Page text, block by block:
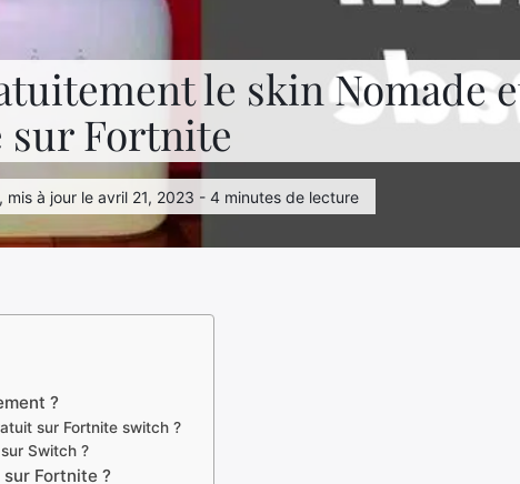
le skin Nomade
sur Fortnite
mis à jour le avril 21, 2023 - 4 minutes de lecture
?
sur Fortnite switch ?
Switch ?
Fortnite ?